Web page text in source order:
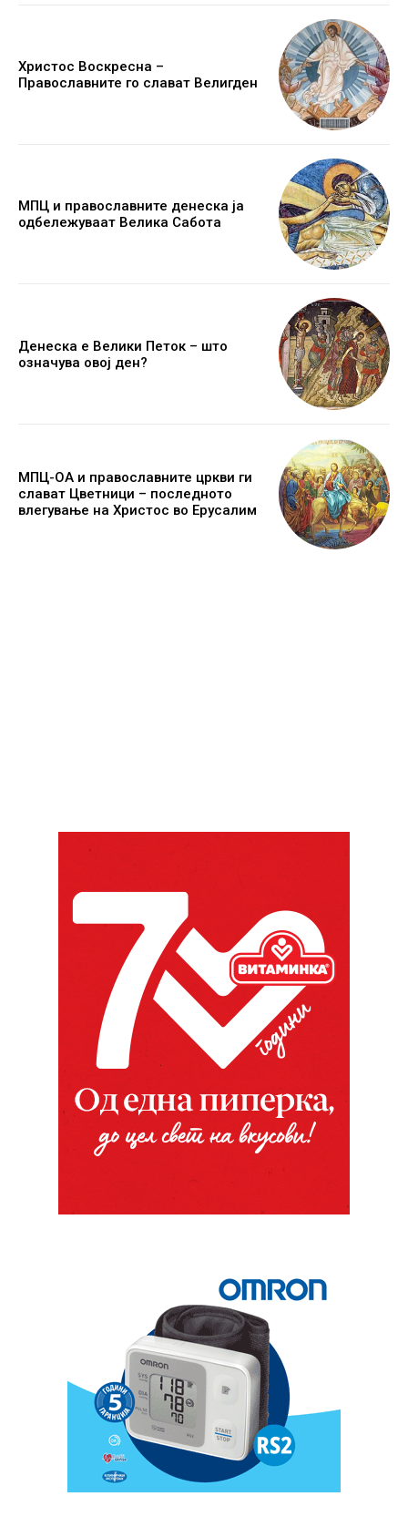
Христос Воскресна –
Православните го слават Велигден
МПЦ и православните денеска ја
одбележуваат Велика Сабота
Денеска е Велики Петок – што
означува овој ден?
МПЦ-ОА и православните цркви ги
слават Цветници – последното
влегување на Христос во Ерусалим